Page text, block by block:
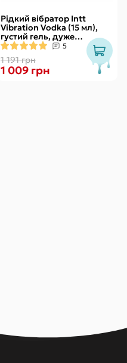
Рідкий вібратор Intt
Vibration Vodka (15 мл),
густий гель, дуже
смачний, діє до 30 хвилин
5
1 191 грн
1 009 грн